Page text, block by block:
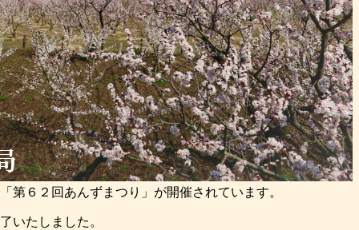
第６２回あんずまつり」が開催されています。
いたしました。